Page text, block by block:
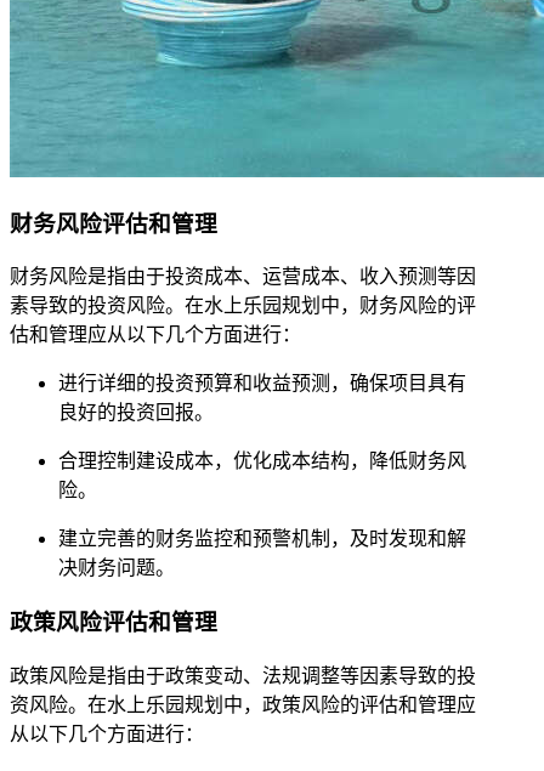
财务风险评估和管理
财务风险是指由于投资成本、运营成本、收入预测等因
素导致的投资风险。在水上乐园规划中，财务风险的评
估和管理应从以下几个方面进行：
进行详细的投资预算和收益预测，确保项目具有
良好的投资回报。
合理控制建设成本，优化成本结构，降低财务风
险。
建立完善的财务监控和预警机制，及时发现和解
决财务问题。
政策风险评估和管理
政策风险是指由于政策变动、法规调整等因素导致的投
资风险。在水上乐园规划中，政策风险的评估和管理应
从以下几个方面进行：